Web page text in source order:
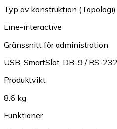
Typ av konstruktion (Topologi)
Line-interactive
Gränssnitt för administration
USB SmartSlot DB-9 / RS-232
Produktvikt
8.6 kg
Funktioner